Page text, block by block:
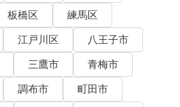
板橋区
練馬区
江戸川区
八王子市
三鷹市
青梅市
調布市
町田市